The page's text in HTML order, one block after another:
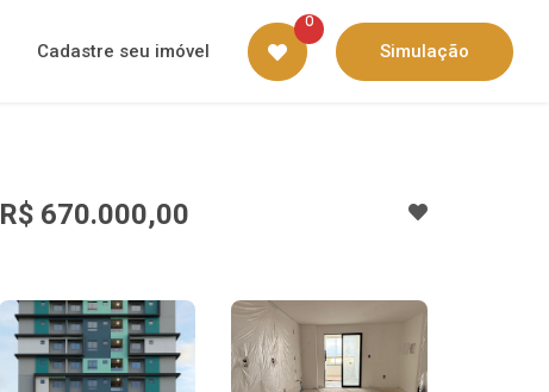
Cadastre seu imóvel
0
Simulação
R$ 670.000,00